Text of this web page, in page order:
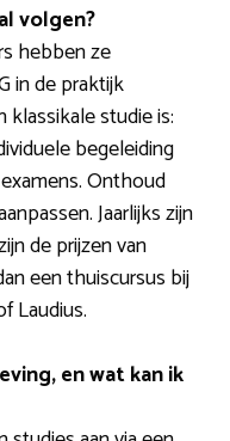
volgen?
hebben ze
in de praktijk
klassikale studie is:
begeleiding
Onthoud
Jaarlijks zijn
de prijzen van
een thuiscursus bij
Laudius.
en wat kan ik